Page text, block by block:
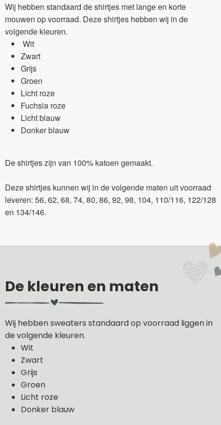
Wij hebben standaard de shirtjes met lange en korte
mouwen op voorraad. Deze shirtjes hebben wij in de
volgende kleuren.
Wit
Zwart
Grijs
Groen
Licht roze
Fuchsia roze
Licht blauw
Donker blauw
De shirtjes zijn van 100% katoen gemaakt.
Deze shirtjes kunnen wij in de volgende maten uit voorraad
leveren: 56, 62, 68, 74, 80, 86, 92, 98, 104, 110/116, 122/128
en 134/146.
De kleuren en maten
Wij hebben sweaters standaard op voorraad liggen in
de volgende kleuren.
Wit
Zwart
Grijs
Groen
Licht roze
Donker blauw